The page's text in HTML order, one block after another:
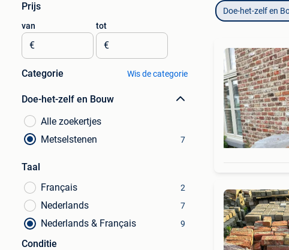
Prijs
van
€
tot
€
Categorie Wis de categorie
Doe-het-zelf en Bouw
Alle zoekertjes
Metselstenen
7
Taal
Français
2
Nederlands 7
Nederlands & Français 9
Conditie
Doe-het-zelf en